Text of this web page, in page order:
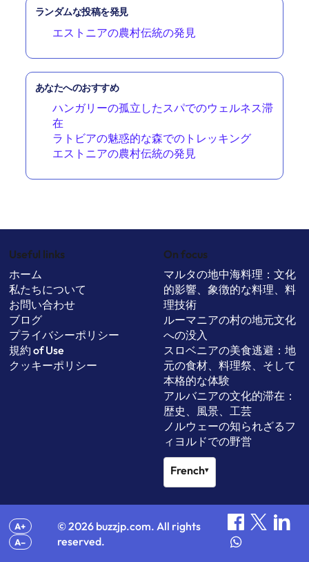
ランダムな投稿を発見
エストニアの農村伝統の発見
あなたへのおすすめ
ハンガリーの孤立したスパでのウェルネス滞
在
ラトビアの魅惑的な森でのトレッキング
エストニアの農村伝統の発見
Useful links
ホーム
私たちについて
お問い合わせ
ブログ
プライバシーポリシー
規約 of Use
クッキーポリシー
On focus
マルタの地中海料理：文化
的影響、象徴的な料理、料
理技術
ルーマニアの村の地元文化
への没入
スロベニアの美食逃避：地
元の食材、料理祭、そして
本格的な体験
アルバニアの文化的滞在：
歴史、風景、工芸
ノルウェーの知られざるフ
ィヨルドでの野営
French▾
A+
A–
© 2026 buzzjp.com. All rights
reserved.